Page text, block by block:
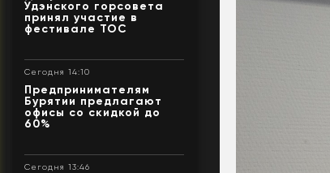
Удэнского горсовета
принял участие в
фестивале ТОС
Сегодня 14:10
Предпринимателям
Бурятии предлагают
офисы со скидкой до
60%
Сегодня 13:46